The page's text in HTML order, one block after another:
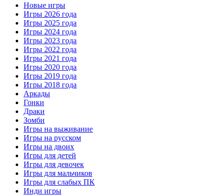
Новые игры
Игры 2026 года
Игры 2025 года
Игры 2024 года
Игры 2023 года
Игры 2022 года
Игры 2021 года
Игры 2020 года
Игры 2019 года
Игры 2018 года
Аркады
Гонки
Драки
Зомби
Игры на выживание
Игры на русском
Игры на двоих
Игры для детей
Игры для девочек
Игры для мальчиков
Игры для слабых ПК
Инди игры